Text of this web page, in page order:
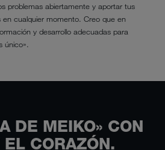
problemas abiertamente y aportar tus
en cualquier momento. Creo que en
y desarrollo adecuadas para
único».
DE MEIKO» CON
CORAZÓN.